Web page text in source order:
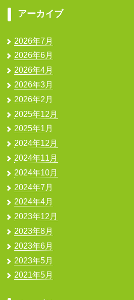
アーカイブ
2026年7月
2026年6月
2026年4月
2026年3月
2026年2月
2025年12月
2025年1月
2024年12月
2024年11月
2024年10月
2024年7月
2024年4月
2023年12月
2023年8月
2023年6月
2023年5月
2021年5月